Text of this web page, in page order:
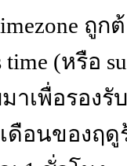
ถู
time (หรือ
าเพื่อรอง
ดือนของฤ